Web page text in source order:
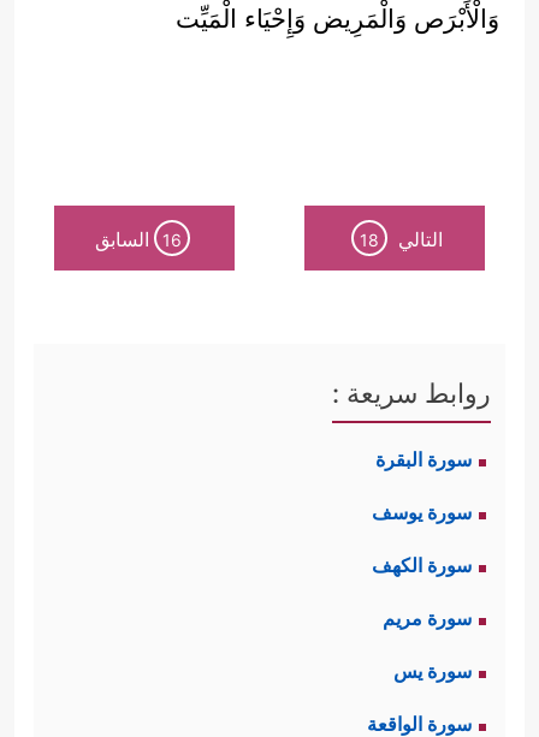
وَالْأَبْرَص وَالْمَرِيض وَإِحْيَاء الْمَيِّت
التالي 18
16 السابق
روابط سريعة :
سورة البقرة
سورة يوسف
سورة الكهف
سورة مريم
سورة يس
سورة الواقعة